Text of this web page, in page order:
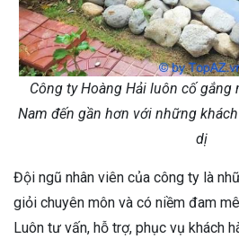
Công ty Hoàng Hải luôn cố
Nam đến gần hơn với những
dị
Đội ngũ nhân viên của công ty là
giỏi chuyên môn và có niềm đam
Luôn tư vấn, hỗ trợ, phục vụ khách